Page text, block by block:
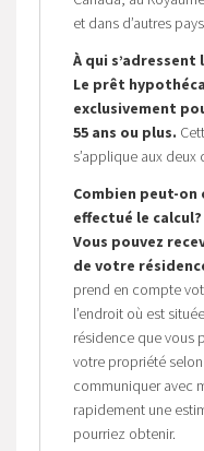
et dans d’autres
À qui
Le prêt
exclusivement
55 ans ou plus.
s’applique aux deux
Combien peut-
effectué le calcul?
Vous pouvez
de votre
prend en compte
l’endroit où est
résidence que vous
votre propriété
communiquer avec
rapidement une
pourriez obtenir.